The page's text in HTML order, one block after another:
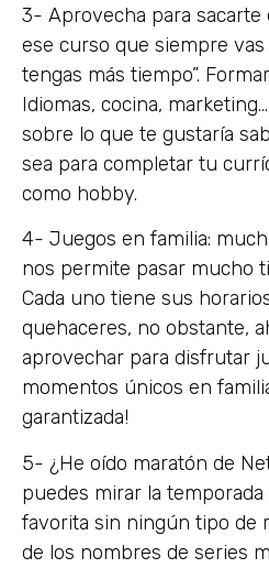
3- Aprovecha para sacarte
ese curso que siempre vas
tengas más tiempo”.
Idiomas, cocina,
sobre lo que te gustaría
sea para completar tu
como hobby.
4- Juegos en familia:
nos permite pasar mucho
Cada uno tiene sus
quehaceres, no obstante,
aprovechar para disfrutar
momentos únicos en
garantizada!
5- ¿He oído maratón de
puedes mirar la
favorita sin ningún tipo de
de los nombres de series